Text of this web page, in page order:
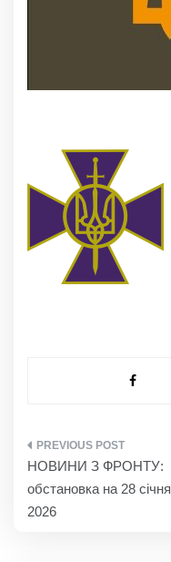
НАВІГАЦІЯ
ЗАПИСІВ
НОВИНИ З ФРОНТУ:
обстановка на 28 січня
2026